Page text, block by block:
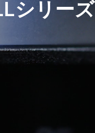
シリーズ